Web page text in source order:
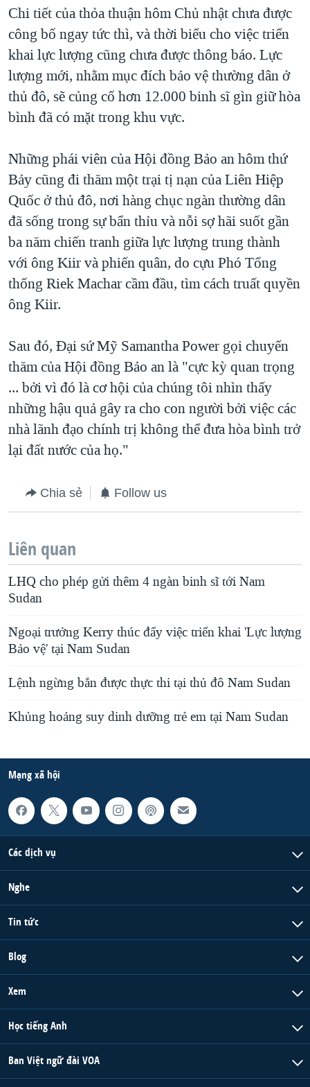
Chi tiết của thỏa thuận hôm Chủ nhật chưa được
công bố ngay tức thì, và thời biểu cho việc triển
khai lực lượng cũng chưa được thông báo. Lực
lượng mới, nhằm mục đích bảo vệ thường dân ở
thủ đô, sẽ củng cố hơn 12.000 binh sĩ gìn giữ hòa
bình đã có mặt trong khu vực.
Những phái viên của Hội đồng Bảo an hôm thứ
Bảy cũng đi thăm một trại tị nạn của Liên Hiệp
Quốc ở thủ đô, nơi hàng chục ngàn thường dân
đã sống trong sự bẩn thỉu và nỗi sợ hãi suốt gần
ba năm chiến tranh giữa lực lượng trung thành
với ông Kiir và phiến quân, do cựu Phó Tổng
thống Riek Machar cầm đầu, tìm cách truất quyền
ông Kiir.
Sau đó, Đại sứ Mỹ Samantha Power gọi chuyến
thăm của Hội đồng Bảo an là "cực kỳ quan trọng
... bởi vì đó là cơ hội của chúng tôi nhìn thấy
những hậu quả gây ra cho con người bởi việc các
nhà lãnh đạo chính trị không thể đưa hòa bình trở
lại đất nước của họ."
Chia sẻ Follow us
Liên quan
LHQ cho phép gửi thêm 4 ngàn binh sĩ tới Nam
Sudan
Ngoại trưởng Kerry thúc đẩy việc triển khai 'Lực lượng
Bảo vệ' tại Nam Sudan
Lệnh ngừng bắn được thực thi tại thủ đô Nam Sudan
Khủng hoảng suy dinh dưỡng trẻ em tại Nam Sudan
Mạng xã hội
Các dịch vụ
Nghe
Tin tức
Blog
Xem
Học tiếng Anh
Ban Việt ngữ đài VOA